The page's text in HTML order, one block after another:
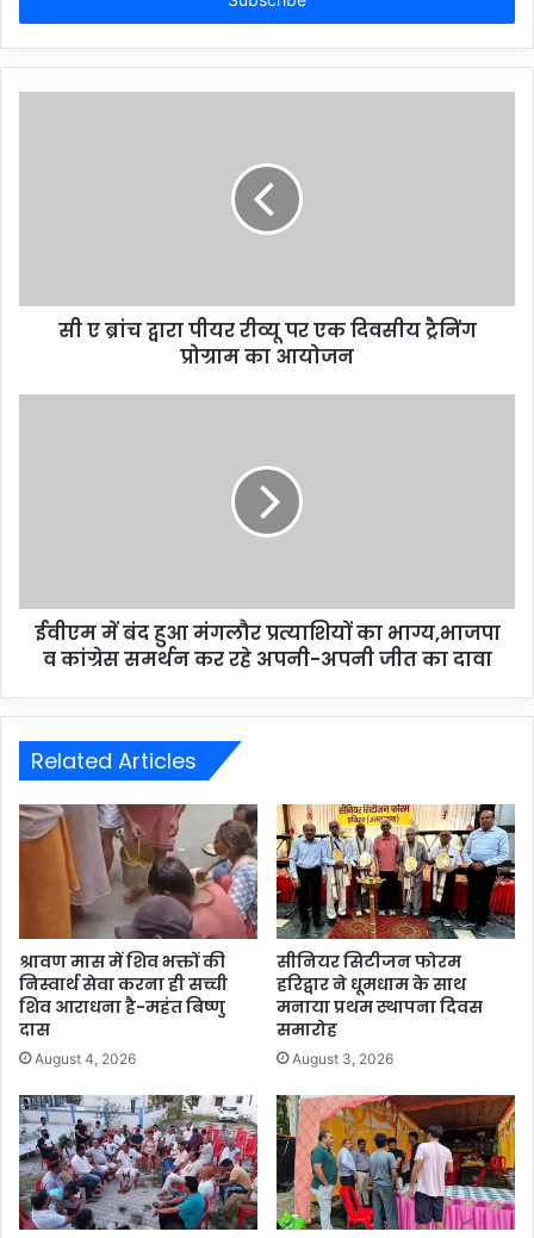
सी ए ब्रांच द्वारा पीयर रीव्यू पर एक दिवसीय ट्रैनिंग
प्रोग्राम का आयोजन
ईवीएम में बंद हुआ मंगलौर प्रत्याशियों का भाग्य,भाजपा
व कांग्रेस समर्थन कर रहे अपनी-अपनी जीत का दावा
Related Articles
श्रावण मास में शिव भक्तों की
निस्वार्थ सेवा करना ही सच्ची
शिव आराधना है-महंत बिष्णु
दास
August 4, 2026
सीनियर सिटीजन फोरम
हरिद्वार ने धूमधाम के साथ
मनाया प्रथम स्थापना दिवस
समारोह
August 3, 2026